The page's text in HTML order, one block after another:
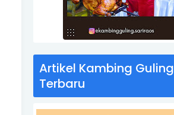
Artikel Kambing Guling
Terbaru